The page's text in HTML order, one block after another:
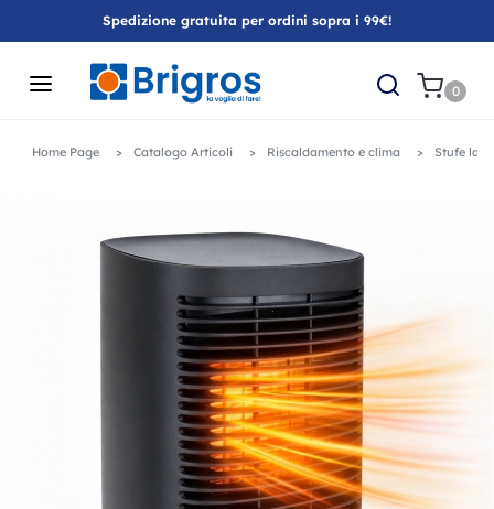
Spedizione gratuita per ordini sopra i 99€!
0
Home Page Catalogo Articoli Riscaldamento e clima Stufe